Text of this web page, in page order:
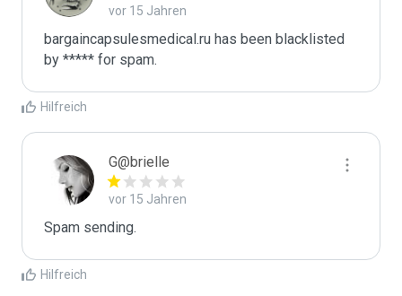
vor 15 Jahren
bargaincapsulesmedical.ru has been blacklisted
by ***** for spam.
Hilfreich
G@brielle
vor 15 Jahren
Spam sending.
Hilfreich